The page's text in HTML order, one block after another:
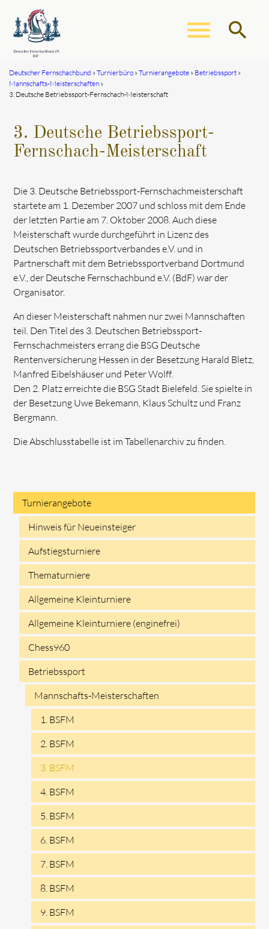
menu search
Suchbegriffe
Deutscher Fernschachbund Turnierbüro Turnierangebote
Betriebssport
Mannschafts-Meisterschaften
3. Deutsche Betriebssport-Fernschach-Meisterschaft
3. Deutsche Betriebssport-
Fernschach-Meisterschaft
Die 3. Deutsche Betriebssport-Fernschachmeisterschaft
startete am 1. Dezember 2007 und schloss mit dem Ende
der letzten Partie am 7. Oktober 2008. Auch diese
Meisterschaft wurde durchgeführt in Lizenz des
Deutschen Betriebssportverbandes e.V. und in
Partnerschaft mit dem Betriebssportverband Dortmund
e.V., der Deutsche Fernschachbund e.V. (BdF) war der
Organisator.
An dieser Meisterschaft nahmen nur zwei Mannschaften
teil. Den Titel des 3. Deutschen Betriebssport-
Fernschachmeisters errang die BSG Deutsche
Rentenversicherung Hessen in der Besetzung Harald Bletz,
Manfred Eibelshäuser und Peter Wolff.
Den 2. Platz erreichte die BSG Stadt Bielefeld. Sie spielte in
der Besetzung Uwe Bekemann, Klaus Schultz und Franz
Bergmann.
Die Abschlusstabelle ist im Tabellenarchiv zu finden.
Navigation
überspringen
Turnierangebote
Hinweis für Neueinsteiger
Aufstiegsturniere
Thematurniere
Allgemeine Kleinturniere
Allgemeine Kleinturniere (enginefrei)
Chess960
Betriebssport
Mannschafts-Meisterschaften
1. BSFM
2. BSFM
3. BSFM
4. BSFM
5. BSFM
6. BSFM
7. BSFM
8. BSFM
9. BSFM